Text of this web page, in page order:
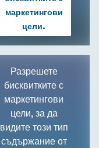
маркетингови
цели.
Разрешете
бисквитките с
маркетингови
цели, за да
видите този тип
съдържание от